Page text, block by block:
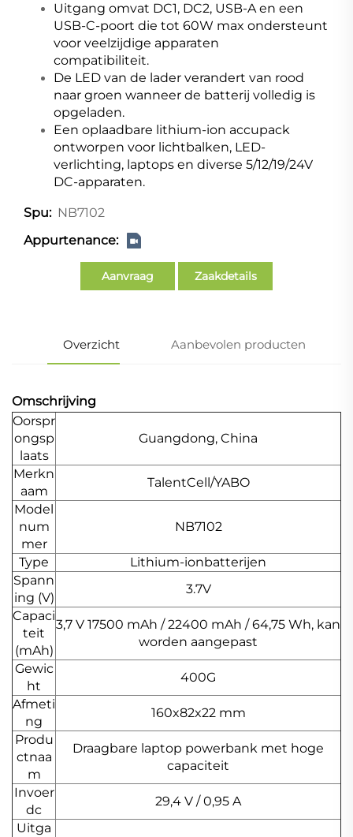
Uitgang omvat DC1, DC2, USB-A en een
USB-C-poort die tot 60W max ondersteunt
voor veelzijdige apparaten
compatibiliteit.
De LED van de lader verandert van rood
naar groen wanneer de batterij volledig is
opgeladen.
Een oplaadbare lithium-ion accupack
ontworpen voor lichtbalken, LED-
verlichting, laptops en diverse 5/12/19/24V
DC-apparaten.
Spu: NB7102
Appurtenance:
Aanvraag Zaakdetails
Overzicht Aanbevolen producten
Omschrijving
Oorspr
ongsp
laats
Guangdong, China
Merkn
aam
TalentCell/YABO
Model
num
mer
NB7102
Type
Lithium-ionbatterijen
Spann
ing (V)
3.7V
Capaci
teit
(mAh)
3,7 V 17500 mAh / 22400 mAh / 64,75 Wh, kan
worden aangepast
Gewic
ht
400G
Afmeti
ng
160x82x22 mm
Produ
ctnaa
m
Draagbare laptop powerbank met hoge
capaciteit
Invoer
dc
29,4 V / 0,95 A
Uitga